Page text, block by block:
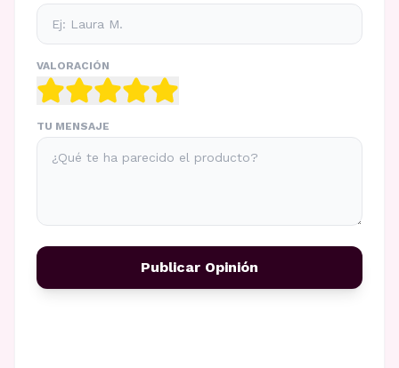
VALORACIÓN
TU MENSAJE
Publicar Opinión